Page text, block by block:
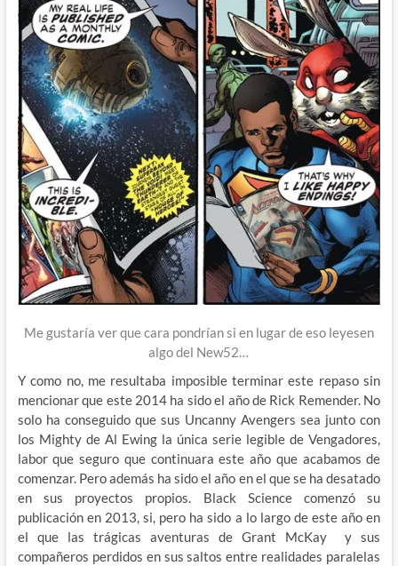
Me gustaría ver que cara pondrían si en lugar de eso leyesen
algo del New52…
Y como no, me resultaba imposible terminar este repaso sin
mencionar que este 2014 ha sido el año de Rick Remender. No
solo ha conseguido que sus Uncanny Avengers sea junto con
los Mighty de Al Ewing la única serie legible de Vengadores,
labor que seguro que continuara este año que acabamos de
comenzar. Pero además ha sido el año en el que se ha desatado
en sus proyectos propios. Black Science comenzó su
publicación en 2013, si, pero ha sido a lo largo de este año en
el que las trágicas aventuras de Grant McKay y sus
compañeros perdidos en sus saltos entre realidades paralelas